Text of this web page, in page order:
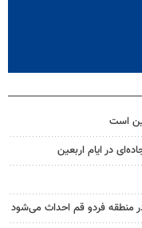
است
منطقه فردو قم احداث می‌شود